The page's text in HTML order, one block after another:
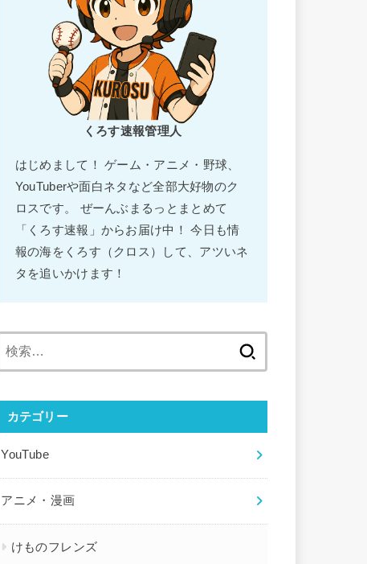
くろす速報管理人
はじめまして！ ゲーム・アニメ・野球、
YouTuberや面白ネタなど全部大好物のク
ロスです。 ぜーんぶまるっとまとめて
「くろす速報」からお届け中！ 今日も情
報の海をくろす（クロス）して、アツいネ
タを追いかけます！
カテゴリー
YouTube
アニメ・漫画
けものフレンズ